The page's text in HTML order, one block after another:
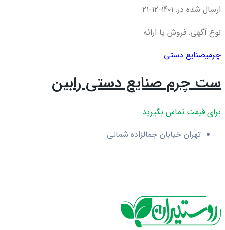
ارسال شده در: ۱۴۰۱-۱۲-۲۱
نوع آگهی: فروش یا ارائه
چرمیصنایع دستی
ست چرم صنایع دستی رابین
برای قیمت تماس بگیرید
تهران خیابان جمالزاده شمالی